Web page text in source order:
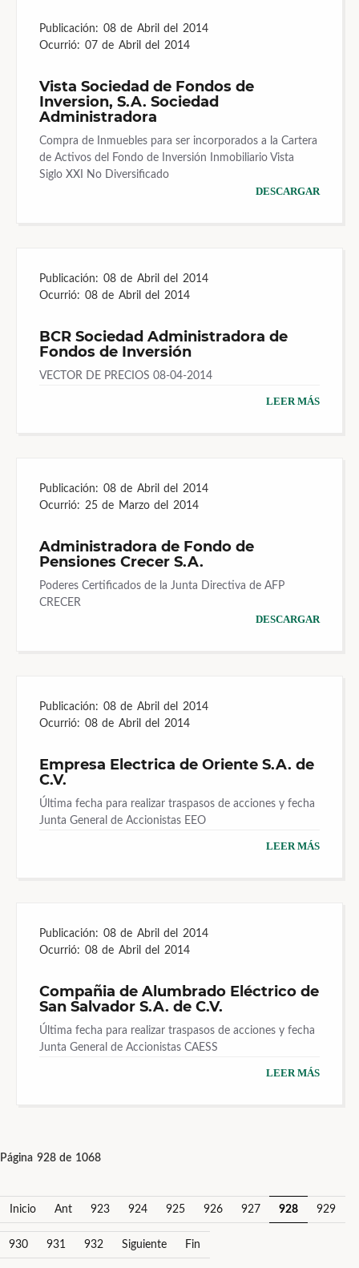
Publicación: 08 de Abril del 2014
Ocurrió: 07 de Abril del 2014
Vista Sociedad de Fondos de
Inversion, S.A. Sociedad
Administradora
Compra de Inmuebles para ser incorporados a la Cartera
de Activos del Fondo de Inversión Inmobiliario Vista
Siglo XXI No Diversificado
DESCARGAR
Publicación: 08 de Abril del 2014
Ocurrió: 08 de Abril del 2014
BCR Sociedad Administradora de
Fondos de Inversión
VECTOR DE PRECIOS 08-04-2014
LEER MÁS
Publicación: 08 de Abril del 2014
Ocurrió: 25 de Marzo del 2014
Administradora de Fondo de
Pensiones Crecer S.A.
Poderes Certificados de la Junta Directiva de AFP
CRECER
DESCARGAR
Publicación: 08 de Abril del 2014
Ocurrió: 08 de Abril del 2014
Empresa Electrica de Oriente S.A. de
C.V.
Última fecha para realizar traspasos de acciones y fecha
Junta General de Accionistas EEO
LEER MÁS
Publicación: 08 de Abril del 2014
Ocurrió: 08 de Abril del 2014
Compañia de Alumbrado Eléctrico de
San Salvador S.A. de C.V.
Última fecha para realizar traspasos de acciones y fecha
Junta General de Accionistas CAESS
LEER MÁS
Página 928 de 1068
Inicio Ant 923 924 925 926 927 928 929
930 931 932 Siguiente Fin